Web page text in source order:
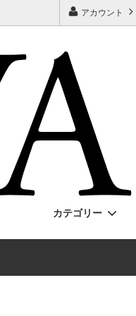
アカウント
カテゴリー